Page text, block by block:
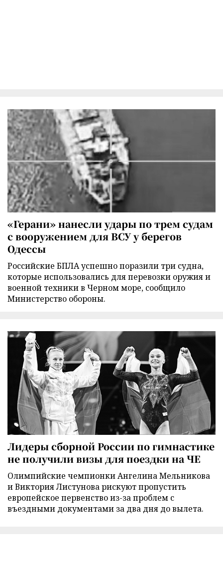
«Герани» нанесли удары по трем судам
с вооружением для ВСУ у берегов
Одессы
Российские БПЛА успешно поразили три судна,
которые использовались для перевозки оружия и
военной техники в Черном море, сообщило
Министерство обороны.
Лидеры сборной России по гимнастике
не получили визы для поездки на ЧЕ
Олимпийские чемпионки Ангелина Мельникова
и Виктория Листунова рискуют пропустить
европейское первенство из-за проблем с
въездными документами за два дня до вылета.